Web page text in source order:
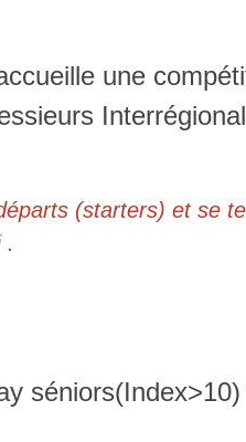
une
(starters) et se
.